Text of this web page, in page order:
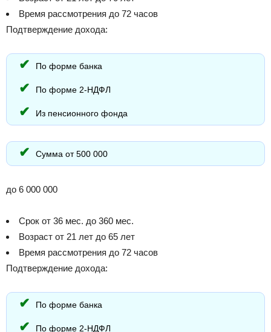
Время рассмотрения до 72 часов
Подтверждение дохода:
По форме банка
По форме 2-НДФЛ
Из пенсионного фонда
Сумма от 500 000
до 6 000 000
Срок от 36 мес. до 360 мес.
Возраст от 21 лет до 65 лет
Время рассмотрения до 72 часов
Подтверждение дохода:
По форме банка
По форме 2-НДФЛ